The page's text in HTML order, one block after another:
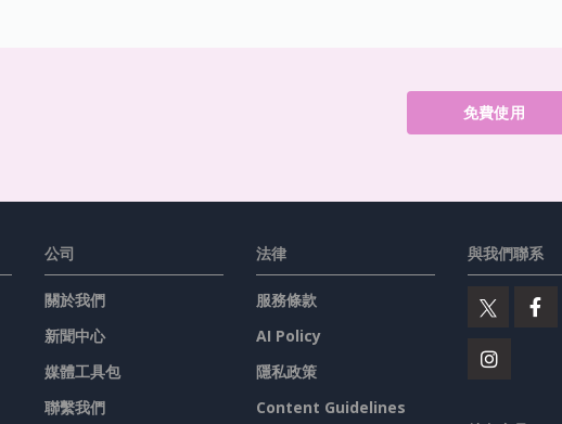
免費使用
公司
關於我們
新聞中心
媒體工具包
聯繫我們
法律
服務條款
AI Policy
隱私政策
Content Guidelines
與我們聯系